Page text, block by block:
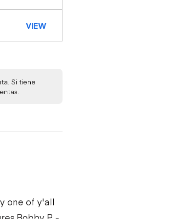
VIEW
Si tiene
one of y'all